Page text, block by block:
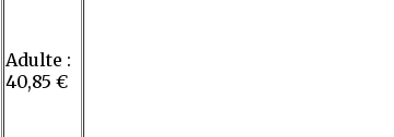
Adulte :
40,85 €